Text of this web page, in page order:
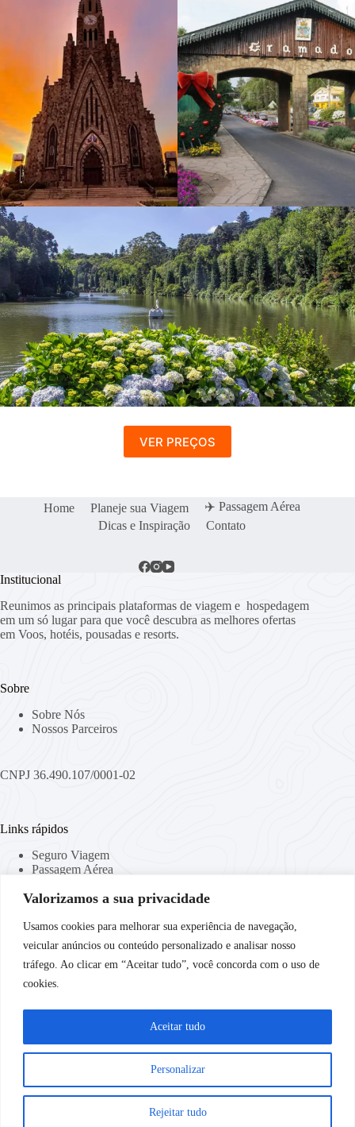
Valorizamos a sua privacidade
Usamos cookies para melhorar sua experiência de navegação,
veicular anúncios ou conteúdo personalizado e analisar nosso
tráfego. Ao clicar em “Aceitar tudo”, você concorda com o uso de
cookies.
Personalizar
Rejeitar tudo
Aceitar tudo
VER PREÇOS
Home Planeje sua Viagem
✈️ Passagem Aérea
Dicas e Inspiração
Contato
Institucional
Reunimos as principais plataformas de viagem e hospedagem
em um só lugar para que você descubra as melhores ofertas
em Voos, hotéis, pousadas e resorts.
Sobre
Sobre Nós
Nossos Parceiros
CNPJ 36.490.107/0001-02
Links rápidos
Seguro Viagem
Passagem Aérea
Locação de Malas
Companhias Aéreas
Links Importantes
Política de Privacidade
Destinos Nacionais
Copyright © 2026 SaveTravel - Todos os Direitos